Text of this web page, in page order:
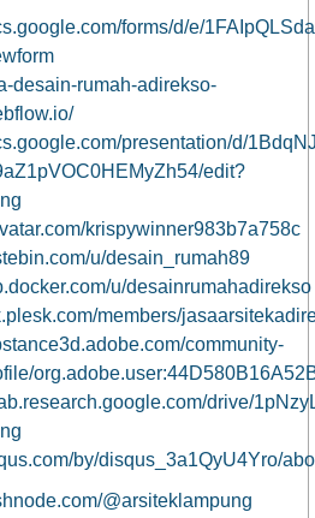
forms/d/e/
desain-rumah-adirekso-
presentation/d/
edit?
krispywinner983b7a758c
u/desain_rumah89
u/desainrumahadirekso
members/
community-
drive/
by/disqus_3a1QyU4Yro/
@arsiteklampung